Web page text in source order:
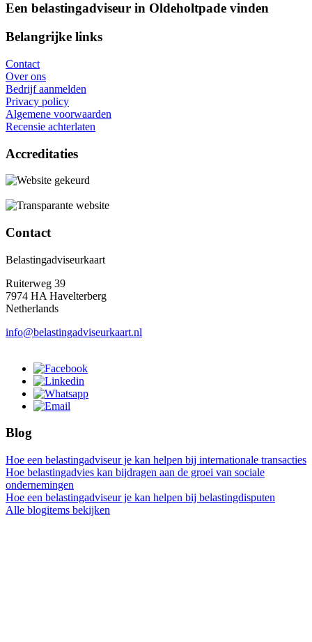
Een belastingadviseur in Oldeholtpade vinden
Belangrijke links
Contact
Over ons
Bedrijf aanmelden
Privacy policy
Algemene voorwaarden
Recensie achterlaten
Accreditaties
Contact
Belastingadviseurkaart
Ruiterweg 39
7974 HA Havelterberg
Netherlands
info@belastingadviseurkaart.nl
Blog
Hoe een belastingadviseur je kan helpen bij internationale transacties
Hoe belastingadvies kan bijdragen aan de groei van sociale
ondernemingen
Hoe een belastingadviseur je kan helpen bij belastingdisputen
Alle blogitems bekijken